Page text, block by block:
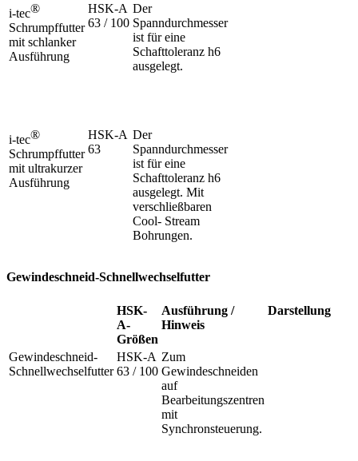
i-tec®
Schrumpffutter
mit schlanker
Ausführung
HSK-A
63 / 100
Der
Spanndurchmesser
ist für eine
Schafttoleranz h6
ausgelegt.
i-tec®
Schrumpffutter
mit ultrakurzer
Ausführung
HSK-A
63
Der
Spanndurchmesser
ist für eine
Schafttoleranz h6
ausgelegt. Mit
verschließbaren
Cool- Stream
Bohrungen.
Gewindeschneid-Schnellwechselfutter
HSK-
A-
Größen
Ausführung /
Hinweis
Darstellung
Gewindeschneid-
Schnellwechselfutter
HSK-A
63 / 100
Zum
Gewindeschneiden
auf
Bearbeitungszentren
mit
Synchronsteuerung.